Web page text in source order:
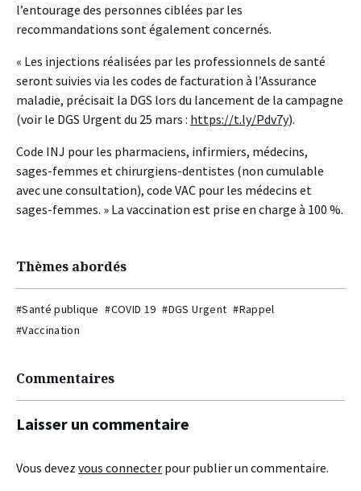
l’entourage des personnes ciblées par les
recommandations sont également concernés.
« Les injections réalisées par les professionnels de santé
seront suivies via les codes de facturation à l’Assurance
maladie, précisait la DGS lors du lancement de la campagne
(voir le DGS Urgent du 25 mars : https://t.ly/Pdv7y).
Code INJ pour les pharmaciens, infirmiers, médecins,
sages-femmes et chirurgiens-dentistes (non cumulable
avec une consultation), code VAC pour les médecins et
sages-femmes. » La vaccination est prise en charge à 100 %.
Thèmes abordés
#Santé publique #COVID 19 #DGS Urgent #Rappel
#Vaccination
Commentaires
Laisser un commentaire
Vous devez vous connecter pour publier un commentaire.